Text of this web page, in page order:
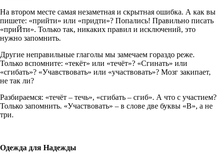
На втором месте самая незаметная и скрытная ошибка. А как вы
пишете: «прийти» или «придти»? Попались! Правильно писать
«приЙти». Только так, никаких правил и исключений, это
нужно запомнить.
Другие неправильные глаголы мы замечаем гораздо реже.
Только вспомните: «текёт» или «течёт»? «Сгинать» или
«сгибать»? «Учавствовать» или «участвовать»? Мозг закипает,
не так ли?
Разбираемся: «течёт – течь», «сгибать – сгиб». А что с участием?
Только запомнить. «Участвовать» – в слове две буквы «В», а не
три.
Одежда для Надежды